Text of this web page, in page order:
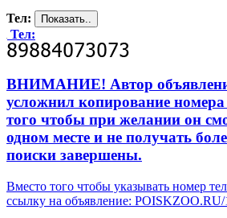
Тел:
Тел:
ВНИМАНИЕ! Автор
усложнил копирование
того чтобы при желании он
одном месте и не получать
поиски завершены.
Вместо того чтобы указывать номер
ссылку на объявление: POISKZOO.RU/